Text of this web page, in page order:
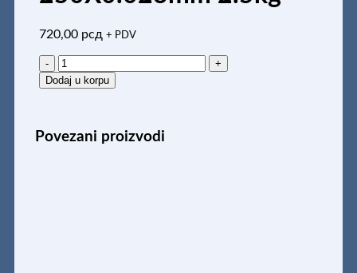
720,00 рсд + PDV
STREC
FOLIJA
250X0.023mm
Dodaj u korpu
Povezani proizvodi